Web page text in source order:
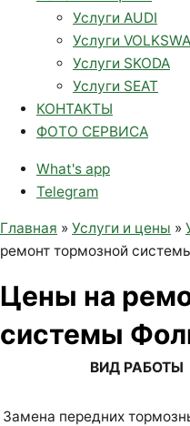
Услуги AUDI
Услуги
Услуги SKODA
Услуги SEAT
КОНТАКТЫ
ФОТО СЕРВИСА
What's app
Telegram
Главная » Услуги и цены »
ремонт тормозной
Цены на
системы
ВИД РАБОТЫ
Замена передних